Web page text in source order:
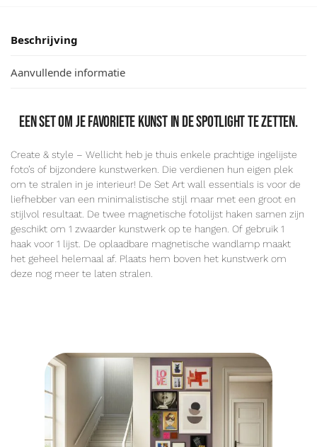
Beschrijving
Aanvullende informatie
Een set om je favoriete kunst in de spotlight te zetten.
Create & style – Wellicht heb je thuis enkele prachtige ingelijste
foto’s of bijzondere kunstwerken. Die verdienen hun eigen plek
om te stralen in je interieur! De Set Art wall essentials is voor de
liefhebber van een minimalistische stijl maar met een groot en
stijlvol resultaat. De twee magnetische fotolijst haken samen zijn
geschikt om 1 zwaarder kunstwerk op te hangen. Of gebruik 1
haak voor 1 lijst. De oplaadbare magnetische wandlamp maakt
het geheel helemaal af. Plaats hem boven het kunstwerk om
deze nog meer te laten stralen.